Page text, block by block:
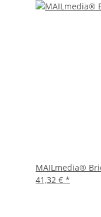
verantwortungsvoll
MAILmedia®
41,32 € *